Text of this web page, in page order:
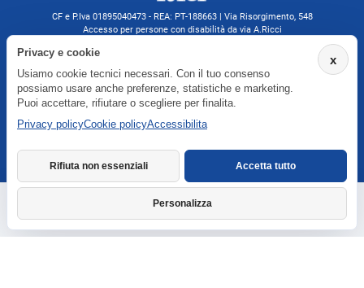
CF e P.Iva 01895040473 - REA: PT-188663 | Via Risorgimento, 548
Accesso per persone con disabilità da via A.Ricci
isfel@pec.it
Informativa privacy
Agenzia formativa iscritta a Formatemp
x
Privacy e cookie
Usiamo cookie tecnici necessari. Con il tuo consenso
possiamo usare anche preferenze, statistiche e marketing.
Puoi accettare, rifiutare o scegliere per finalita.
Privacy policyCookie policyAccessibilita
Rifiuta non essenziali
Personalizza
Accetta tutto
Richiedi informazioni